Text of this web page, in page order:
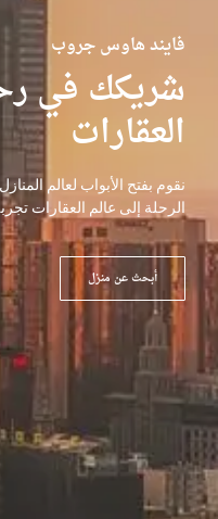
فايند هاوس جروب
شريكك في
العقارات
نقوم بفتح الأبواب لعالم
الرحلة إلى عالم العقارات
أبحث عن منزل